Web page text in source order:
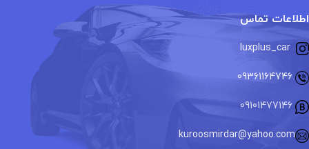
اطلاعات تماس
09361164746
kuroosmirdar@yahoo.com